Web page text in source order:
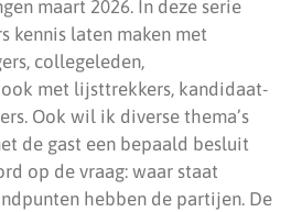
maart 2026. In deze serie
kennis laten maken met
collegeleden,
met lijsttrekkers, kandidaat-
Ook wil ik diverse thema’s
de gast een bepaald besluit
op de vraag: waar staat
hebben de partijen. De